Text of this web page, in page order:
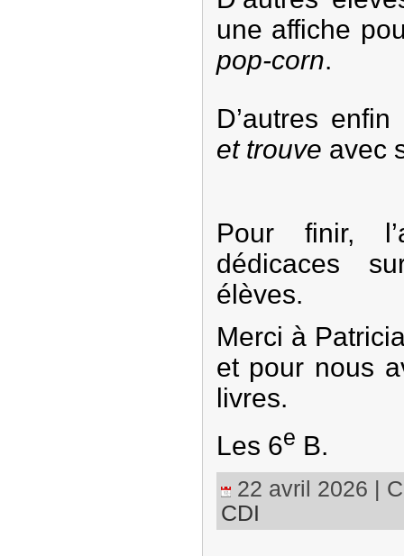
une affiche
pop-corn.
D’autres
et trouve avec
Pour finir,
dédicaces
élèves.
Merci à
et pour nous
livres.
Les 6e B.
22 avril 2026 |
CDI